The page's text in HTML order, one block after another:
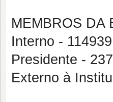
MEMBROS DA
Interno -
Presidente -
Externo à